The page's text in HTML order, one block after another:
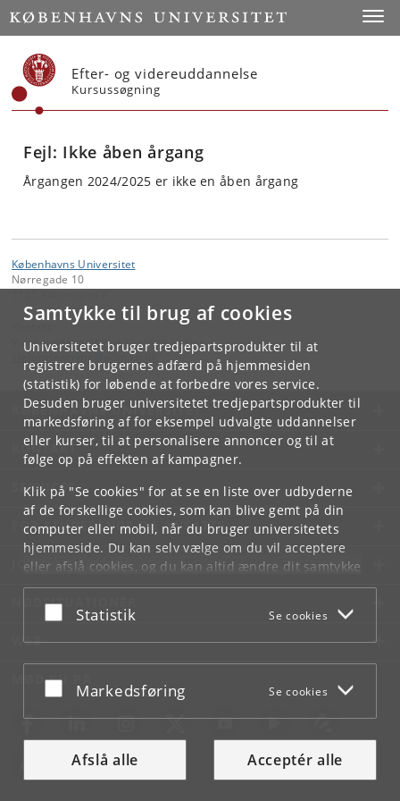
Samtykke til brug af cookies
Universitetet bruger tredjepartsprodukter til at
registrere brugernes adfærd på hjemmesiden
(statistik) for løbende at forbedre vores service.
Desuden bruger universitetet tredjepartsprodukter til
markedsføring af for eksempel udvalgte uddannelser
eller kurser, til at personalisere annoncer og til at
følge op på effekten af kampagner.
Klik på "Se cookies" for at se en liste over udbyderne
af de forskellige cookies, som kan blive gemt på din
computer eller mobil, når du bruger universitetets
hjemmeside. Du kan selv vælge om du vil acceptere
eller afslå cookies, og du kan altid ændre dit samtykke
underCookie- og privatlivspolitiksom du finder i
bunden af hver side.
Acceptér eller afslå
Statistik Se cookies
Acceptér eller afslå
Markedsføring Se cookies
Afslå alle Acceptér alle
Start
Efter- og videreuddannelse
Kursussøgning
Fejl: Ikke åben årgang
Årgangen 2024/2025 er ikke en åben årgang
Københavns Universitet
Nørregade 10
Videreuddannelse og Livslang Læring
.ku
KØBENHAVNS UNIVERSITET
KONTAKT
SERVICES
FOR STUDERENDE OG ANSATTE
JOB OG KARRIERE
NØDSITUATIONER
WEB
MØD KU PÅ